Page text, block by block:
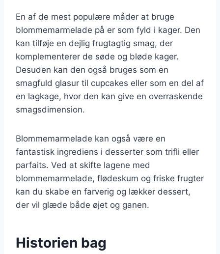
En af de mest populære måder at bruge
blommemarmelade på er som fyld i kager. Den
kan tilføje en dejlig frugtagtig smag, der
komplementerer de søde og bløde kager.
Desuden kan den også bruges som en
smagfuld glasur til cupcakes eller som en del af
en lagkage, hvor den kan give en overraskende
smagsdimension.
Blommemarmelade kan også være en
fantastisk ingrediens i desserter som trifli eller
parfaits. Ved at skifte lagene med
blommemarmelade, flødeskum og friske frugter
kan du skabe en farverig og lækker dessert,
der vil glæde både øjet og ganen.
Historien bag